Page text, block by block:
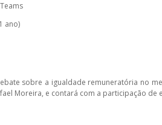
ano)
sobre a igualdade remuneratória no
Moreira, e contará com a participação de